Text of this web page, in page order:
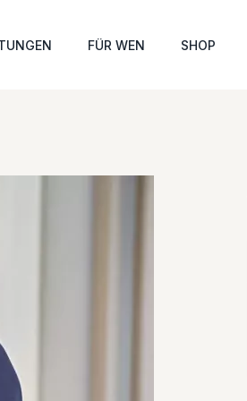
FÜR WEN SHOP